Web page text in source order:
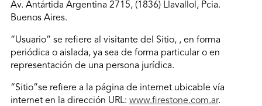
Av. Antártida Argentina 2715, (1836) Llavallol, Pcia.
Buenos Aires.
“Usuario” se refiere al visitante del Sitio, , en forma
periódica o aislada, ya sea de forma particular o en
representación de una persona jurídica.
“Sitio”se refiere a la página de internet ubicable vía
internet en la dirección URL: www.firestone.com.ar.